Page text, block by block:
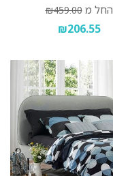
החל מ ₪459.00
₪206.55